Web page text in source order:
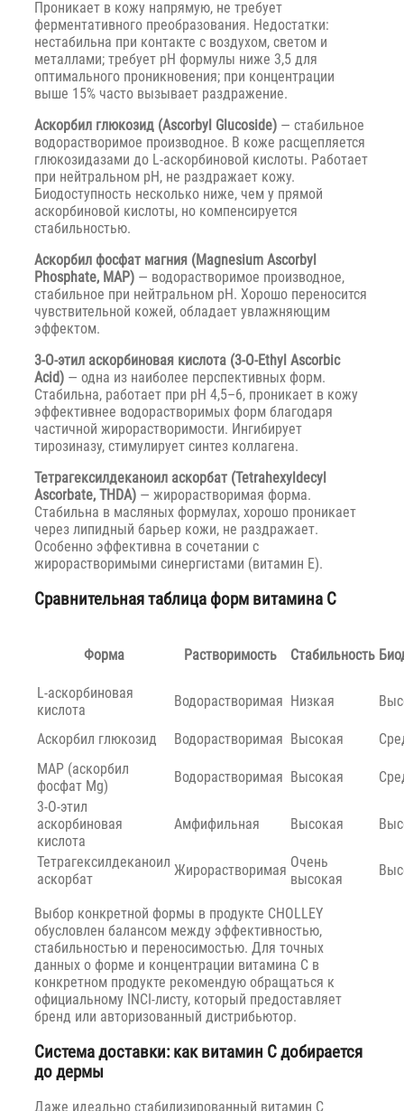
Проникает в кожу напрямую, не требует
ферментативного преобразования. Недостатки:
нестабильна при контакте с воздухом, светом и
металлами; требует pH формулы ниже 3,5 для
оптимального проникновения; при концентрации
выше 15% часто вызывает раздражение.
Аскорбил глюкозид (Ascorbyl Glucoside) — стабильное
водорастворимое производное. В коже расщепляется
глюкозидазами до L-аскорбиновой кислоты. Работает
при нейтральном pH, не раздражает кожу.
Биодоступность несколько ниже, чем у прямой
аскорбиновой кислоты, но компенсируется
стабильностью.
Аскорбил фосфат магния (Magnesium Ascorbyl
Phosphate, MAP) — водорастворимое производное,
стабильное при нейтральном pH. Хорошо переносится
чувствительной кожей, обладает увлажняющим
эффектом.
3-O-этил аскорбиновая кислота (3-O-Ethyl Ascorbic
Acid) — одна из наиболее перспективных форм.
Стабильна, работает при pH 4,5–6, проникает в кожу
эффективнее водорастворимых форм благодаря
частичной жирорастворимости. Ингибирует
тирозиназу, стимулирует синтез коллагена.
Тетрагексилдеканоил аскорбат (Tetrahexyldecyl
Ascorbate, THDA) — жирорастворимая форма.
Стабильна в масляных формулах, хорошо проникает
через липидный барьер кожи, не раздражает.
Особенно эффективна в сочетании с
жирорастворимыми синергистами (витамин E).
Сравнительная таблица форм витамина C
Форма Растворимость Стабильность
L-аскорбиновая
кислота
Водорастворимая Низкая
Аскорбил глюкозид Водорастворимая Высокая
MAP (аскорбил
фосфат Mg)
Водорастворимая Высокая
3-O-этил
аскорбиновая
кислота
Амфифильная Высокая
Тетрагексилдеканоил
аскорбат
Жирорастворимая Очень
высокая
Выбор конкретной формы в продукте CHOLLEY
обусловлен балансом между эффективностью,
стабильностью и переносимостью. Для точных
данных о форме и концентрации витамина C в
конкретном продукте рекомендую обращаться к
официальному INCI-листу, который предоставляет
бренд или авторизованный дистрибьютор.
Система доставки: как витамин C добирается
до дермы
Даже идеально стабилизированный витамин C